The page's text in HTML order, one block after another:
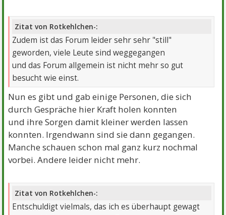
Zitat von Rotkehlchen-:
Zudem ist das Forum leider sehr sehr "still"
geworden, viele Leute sind weggegangen
und das Forum allgemein ist nicht mehr so gut
besucht wie einst.
Nun es gibt und gab einige Personen, die sich
durch Gespräche hier Kraft holen konnten
und ihre Sorgen damit kleiner werden lassen
konnten. Irgendwann sind sie dann gegangen.
Manche schauen schon mal ganz kurz nochmal
vorbei. Andere leider nicht mehr.
Zitat von Rotkehlchen-:
Entschuldigt vielmals, das ich es überhaupt gewagt